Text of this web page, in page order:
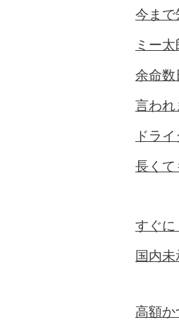
今ま
ミー
余命
言わ
ドラ
長くて
すぐに
国内
高額か